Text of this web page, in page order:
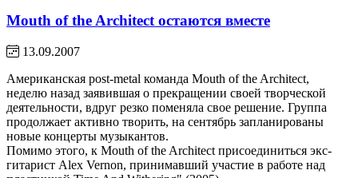
Mouth of the Architect остаются вместе
13.09.2007
Американская post-metal команда Mouth of the Architect,
неделю назад заявившая о прекращении своей творческой
деятельности, вдруг резко поменяла свое решение. Группа
продолжает активно творить, на сентябрь запланированы
новые концерты музыкантов.
Помимо этого, к Mouth of the Architect присоединиться экс-
гитарист Alex Vernon, принимавший участие в работе над